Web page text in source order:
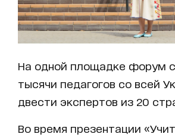
На одной площадке форум
тысячи педагогов со всей
двести экспертов из 20
Во время презентации